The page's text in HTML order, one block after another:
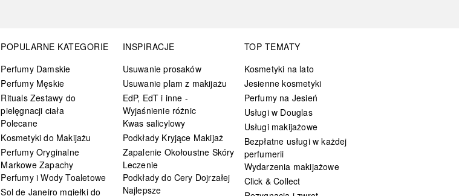
POPULARNE KATEGORIE
Perfumy Damskie
Perfumy Męskie
Rituals Zestawy do
pielęgnacji ciała
Polecane
Kosmetyki do Makijażu
Perfumy Oryginalne
Markowe Zapachy
Perfumy i Wody Toaletowe
Sol de Janeiro mgiełki do
INSPIRACJE
Usuwanie prosaków
Usuwanie plam z makijażu
EdP, EdT i inne -
Wyjaśnienie różnic
Kwas salicylowy
Podkłady Kryjące Makijaż
Zapalenie Okołoustne Skóry
Leczenie
Podkłady do Cery Dojrzałej
Najlepsze
TOP TEMATY
Kosmetyki na lato
Jesienne kosmetyki
Perfumy na Jesień
Usługi w Douglas
Usługi makijażowe
Bezpłatne usługi w każdej
perfumerii
Wydarzenia makijażowe
Click & Collect